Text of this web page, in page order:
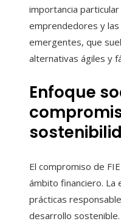
importancia
emprendedores y
emergentes, que
alternativas ágiles y
Enfoque
El compromiso de
ámbito financiero. La
prácticas
desarrollo